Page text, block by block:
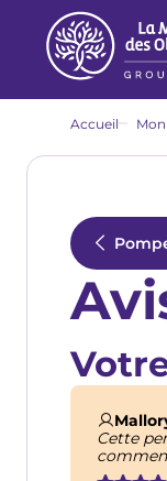
contenu
principal
d'Ariane
Accueil
Cette